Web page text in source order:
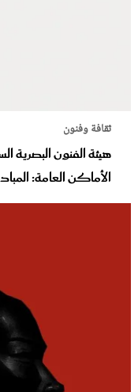
ثقافة وفنون
هيئة الفنون البصرية
الأماكن العامة: